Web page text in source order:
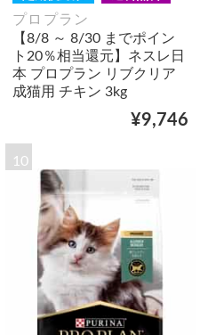
プロプラン
【8/8 ～ 8/30 までポイン
ト20％相当還元】ネスレ日
本 プロプラン リブクリア
成猫用 チキン 3kg
¥9,746
10